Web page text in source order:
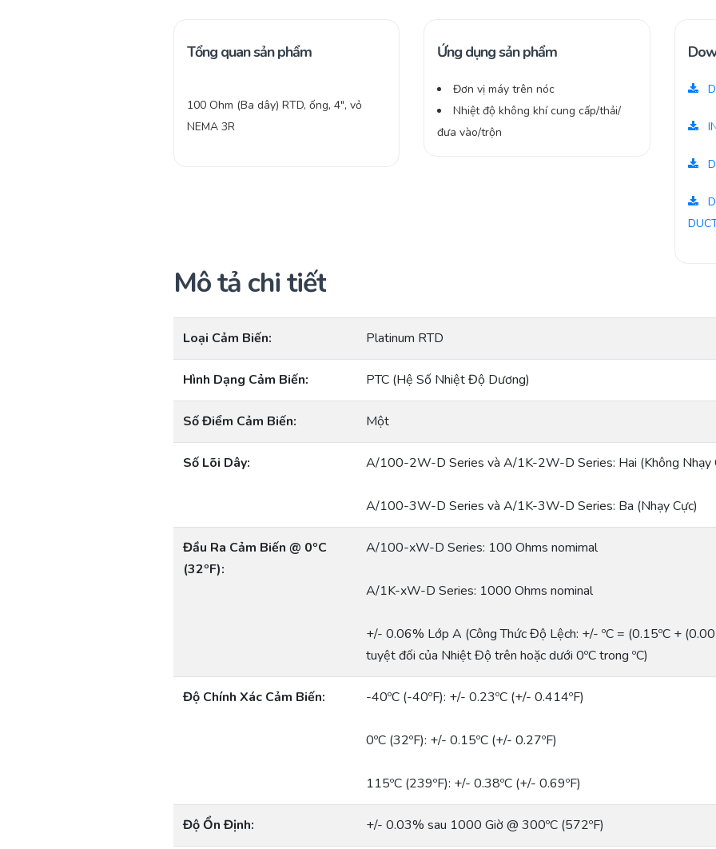
Tổng quan sản phẩm
100 Ohm (Ba dây) RTD, ống, 4″, vỏ
NEMA 3R
Ứng dụng sản phẩm
Đơn vị máy trên nóc
Nhiệt độ không khí cung cấp/thải/
đưa vào/trộn
Mô tả chi tiết
Loại Cảm Biến: Platinum RTD
Hình Dạng Cảm Biến: PTC (Hệ Số Nhiệt Độ Dương)
Số Điểm Cảm Biến: Một
Số Lõi Dây: A/100-2W-D Series và A/1K-2W-D Series: Hai (Không Nhạy
A/100-3W-D Series và A/1K-3W-D Series: Ba (Nhạy Cực)
Đầu Ra Cảm Biến @ 0ºC
(32ºF):
A/100-xW-D Series: 100 Ohms nomimal
A/1K-xW-D Series: 1000 Ohms nominal
+/- 0.06% Lớp A (Công Thức Độ Lệch: +/- ºC = (0.15ºC +
tuyệt đối của Nhiệt Độ trên hoặc dưới 0ºC trong ºC)
Độ Chính Xác Cảm Biến: -40ºC (-40ºF): +/- 0.23ºC (+/- 0.414ºF)
0ºC (32ºF): +/- 0.15ºC (+/- 0.27ºF)
115ºC (239ºF): +/- 0.38ºC (+/- 0.69ºF)
Độ Ổn Định: +/- 0.03% sau 1000 Giờ @ 300ºC (572ºF)